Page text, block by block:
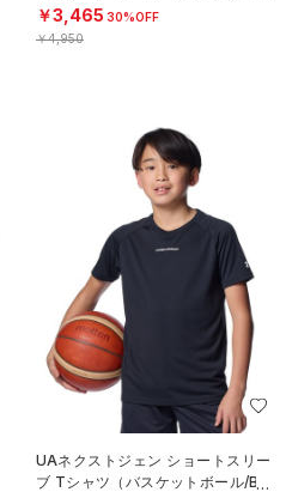
ール/MEN）
￥3,465 30%OFF
￥4,950
UAネクストジェン ショートスリー
ブ Tシャツ（バスケットボール/BO